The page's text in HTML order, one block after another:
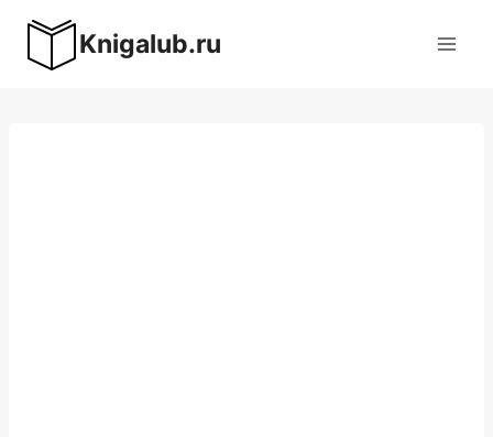
содержимому
Knigalub.ru